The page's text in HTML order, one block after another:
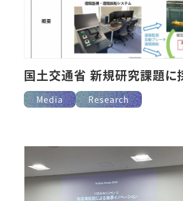
Media Research
国土交通省 新規研究課題に